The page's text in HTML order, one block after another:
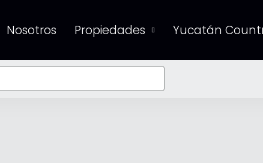
Nosotros Propiedades Yucatán